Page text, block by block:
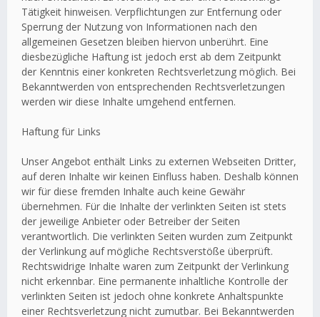
Tätigkeit hinweisen. Verpflichtungen zur Entfernung oder
Sperrung der Nutzung von Informationen nach den
allgemeinen Gesetzen bleiben hiervon unberührt. Eine
diesbezügliche Haftung ist jedoch erst ab dem Zeitpunkt
der Kenntnis einer konkreten Rechtsverletzung möglich. Bei
Bekanntwerden von entsprechenden Rechtsverletzungen
werden wir diese Inhalte umgehend entfernen.
Haftung für Links
Unser Angebot enthält Links zu externen Webseiten Dritter,
auf deren Inhalte wir keinen Einfluss haben. Deshalb können
wir für diese fremden Inhalte auch keine Gewähr
übernehmen. Für die Inhalte der verlinkten Seiten ist stets
der jeweilige Anbieter oder Betreiber der Seiten
verantwortlich. Die verlinkten Seiten wurden zum Zeitpunkt
der Verlinkung auf mögliche Rechtsverstöße überprüft.
Rechtswidrige Inhalte waren zum Zeitpunkt der Verlinkung
nicht erkennbar. Eine permanente inhaltliche Kontrolle der
verlinkten Seiten ist jedoch ohne konkrete Anhaltspunkte
einer Rechtsverletzung nicht zumutbar. Bei Bekanntwerden